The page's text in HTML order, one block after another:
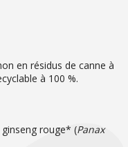
en résidus de canne à
à 100 %.
rouge* (Panax